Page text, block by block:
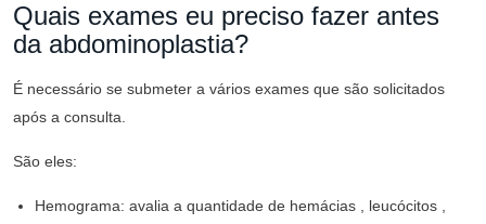
Quais exames eu preciso fazer antes
da abdominoplastia?
É necessário se submeter a vários exames que são solicitados
após a consulta.
São eles:
Hemograma: avalia a quantidade de hemácias , leucócitos ,